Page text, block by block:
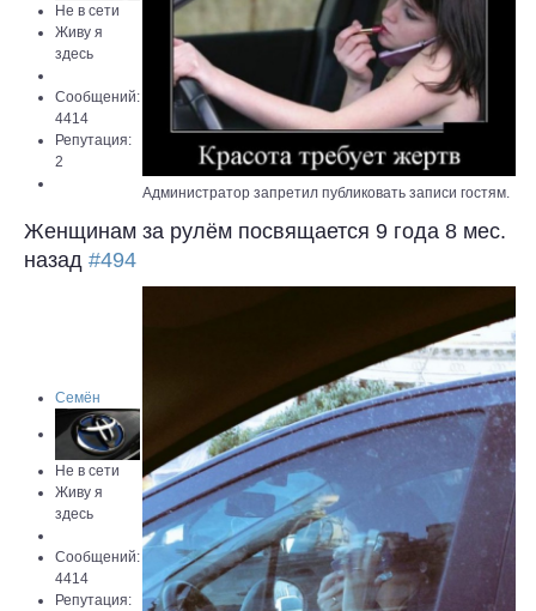
Не в сети
Живу я
здесь
Сообщений:
4414
Репутация:
2
Администратор запретил публиковать записи гостям.
Женщинам за рулём посвящается 9 года 8 мес.
назад #494
Семён
Не в сети
Живу я
здесь
Сообщений:
4414
Репутация: